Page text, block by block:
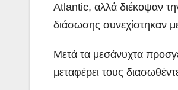
Atlantic, αλλά διέκοψαν
διάσωσης συνεχίστηκαν
Μετά τα μεσάνυχτα
μεταφέρει τους